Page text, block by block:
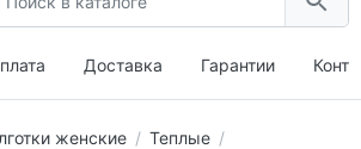
Доставка Гарантии
женские
Теплые